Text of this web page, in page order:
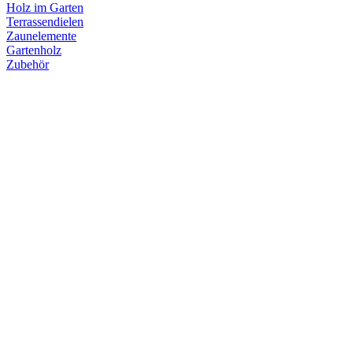
Holz im Garten
Terrassendielen
Zaunelemente
Gartenholz
Zubehör